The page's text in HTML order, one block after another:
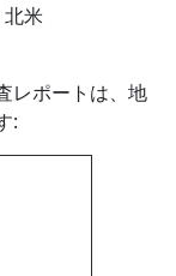
北米
レポートは、地
: